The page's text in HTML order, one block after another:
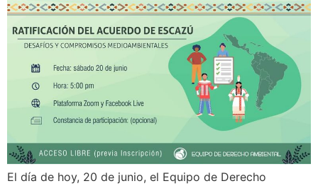
El día de hoy, 20 de junio, el Equipo de Derecho